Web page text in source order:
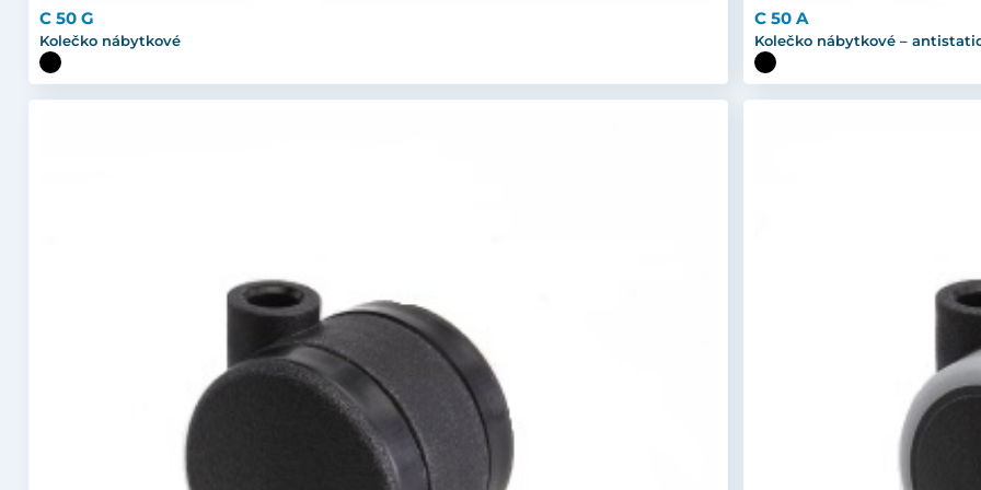
C 50 G
Kolečko nábytkové
C 50 A
Kolečko nábytkové –